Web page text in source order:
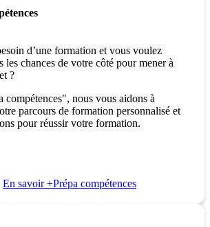
d’une formation et vous voulez
les chances de votre côté pour mener à
?
compétences", nous vous aidons à
parcours de formation personnalisé et
pour réussir votre formation.
En savoir +Prépa compétences